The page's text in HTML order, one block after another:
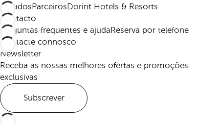
AfiliadosParceirosDorint Hotels & Resorts
Contacto
Perguntas frequentes e ajudaReserva por telefone
Contacte connosco
Newsletter
Receba as nossas melhores ofertas e promoções
exclusivas
Subscrever